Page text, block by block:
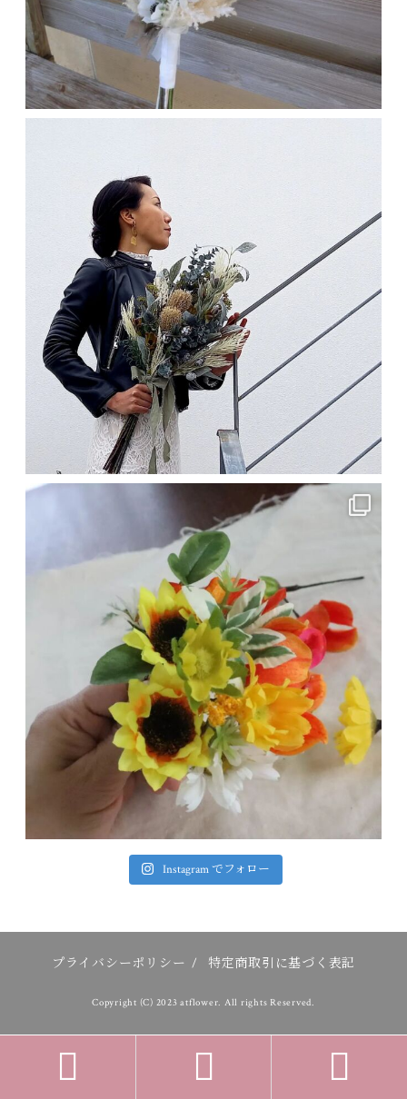
Instagram でフォロー
プライバシーポリシー / 特定商取引に基づく表記
Copyright (C) 2023 atflower. All rights Reserved.
  